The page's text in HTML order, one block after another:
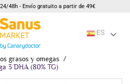
48h - Envío gratuito a partir de 49€
ES
grasos y omegas
3 DHA (80% TG)